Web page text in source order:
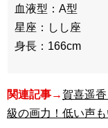
血液型：A型
星座：しし座
身長：166cm
関連記事→賀喜遥
級の画力！低い声